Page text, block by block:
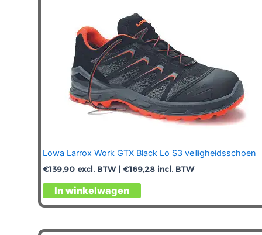
Lowa Larrox Work GTX Black Lo S3 veiligheidsschoen
€139,90 excl. BTW | €169,28 incl. BTW
In winkelwagen
Dit
product
meerdere